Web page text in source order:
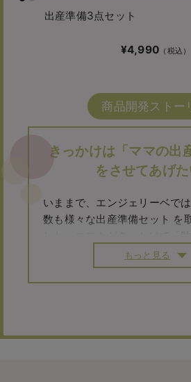
出産準備3点セット
¥4,990
商品開発ストー
きっかけは「ママの出
をさせてあげた
いままで、エンジェリーベでは
数も様々な出産準備セット を
ズ」から授乳ブラ、パジャマ
い出産NGの中、一人出産の手
マの準備もちょっとしたラク
もっと見る